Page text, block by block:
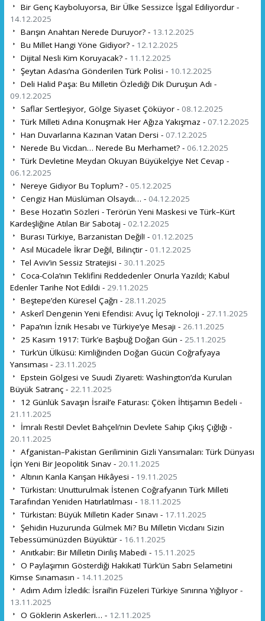
Bir Genç Kayboluyorsa, Bir Ülke Sessizce İşgal Ediliyordur -
14.12.2025
Barışın Anahtarı Nerede Duruyor? - 13.12.2025
Bu Millet Hangi Yöne Gidiyor? - 12.12.2025
Dijital Nesli Kim Koruyacak? - 11.12.2025
Şeytan Adası’na Gönderilen Türk Polisi - 10.12.2025
Deli Halid Paşa: Bu Milletin Özlediği Dik Duruşun Adı -
09.12.2025
Saflar Sertleşiyor, Gölge Siyaset Çöküyor - 08.12.2025
Türk Milleti Adına Konuşmak Her Ağıza Yakışmaz - 07.12.2025
Han Duvarlarına Kazınan Vatan Dersi - 07.12.2025
Nerede Bu Vicdan… Nerede Bu Merhamet? - 06.12.2025
Türk Devletine Meydan Okuyan Büyükelçiye Net Cevap -
06.12.2025
Nereye Gidiyor Bu Toplum? - 05.12.2025
Cengiz Han Müslüman Olsaydı… - 04.12.2025
Bese Hozat’ın Sözleri - Terörün Yeni Maskesi ve Türk–Kürt
Kardeşliğine Atılan Bir Sabotaj - 02.12.2025
Burası Türkiye, Barzanistan Değil! - 01.12.2025
Asıl Mücadele İkrar Değil, Bilinçtir - 01.12.2025
Tel Aviv’in Sessiz Stratejisi - 30.11.2025
Coca-Cola’nın Teklifini Reddedenler Onurla Yazıldı; Kabul
Edenler Tarihe Not Edildi - 29.11.2025
Beştepe’den Küresel Çağrı - 28.11.2025
Askerî Dengenin Yeni Efendisi: Avuç İçi Teknoloji - 27.11.2025
Papa’nın İznik Hesabı ve Türkiye’ye Mesajı - 26.11.2025
25 Kasım 1917: Türk’e Başbuğ Doğan Gün - 25.11.2025
Türk’ün Ülküsü: Kimliğinden Doğan Gücün Coğrafyaya
Yansıması - 23.11.2025
Epstein Gölgesi ve Suudi Ziyareti: Washington’da Kurulan
Büyük Satranç - 22.11.2025
12 Günlük Savaşın İsrail’e Faturası: Çöken İhtişamın Bedeli -
21.11.2025
İmralı Resti! Devlet Bahçeli’nin Devlete Sahip Çıkış Çığlığı -
20.11.2025
Afganistan–Pakistan Geriliminin Gizli Yansımaları: Türk Dünyası
İçin Yeni Bir Jeopolitik Sınav - 20.11.2025
Altının Kanla Karışan Hikâyesi - 19.11.2025
Türkistan: Unutturulmak İstenen Coğrafyanın Türk Milleti
Tarafından Yeniden Hatırlatılması - 18.11.2025
Türkistan: Büyük Milletin Kader Sınavı - 17.11.2025
Şehidin Huzurunda Gülmek Mi? Bu Milletin Vicdanı Sizin
Tebessümünüzden Büyüktür - 16.11.2025
Anıtkabir: Bir Milletin Diriliş Mabedi - 15.11.2025
O Paylaşımın Gösterdiği Hakikat! Türk’ün Sabrı Selametini
Kimse Sınamasın - 14.11.2025
Adım Adım İzledik: İsrail’in Füzeleri Türkiye Sınırına Yığılıyor -
13.11.2025
O Göklerin Askerleri… - 12.11.2025